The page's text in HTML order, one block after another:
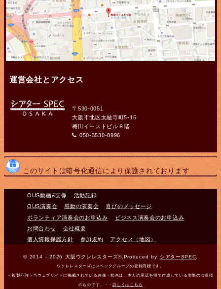
運営会社とアクセス
〒530-0051
大阪市北区太融寺町5-15
梅田イーストビル８階
050-3530-8996
このサイトは暗号化通信により保護されております
OUS動画&画像
活動記録
OUS演奏会
感動の演奏会
喜びのメッセージ
ボランティア演奏会のお申込み
ビジネス演奏会のお申込み
お問合わせ
会社概要
個人情報保護方針
参加規約 アクセス（地図）
© 2014 - 2026 大阪ウクレレスターズ®.Produced by シアターSPEC
ウクレレスターズはスペックグループの登録商標です。
＜複製不許＞当ウェブサイトに掲載されている画像・動画は、本人の承諾を得て作成している実際の会員様
のものです。・・詳しくはこちら